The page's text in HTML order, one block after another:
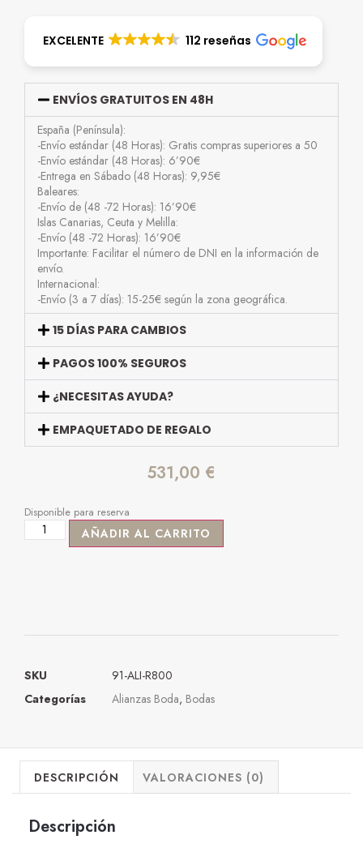
EXCELENTE 112 reseñas
ENVÍOS GRATUITOS EN 48H
España (Península):
-Envío estándar (48 Horas): Gratis compras superiores a 50
-Envío estándar (48 Horas): 6’90€
-Entrega en Sábado (48 Horas): 9,95€
Baleares:
-Envío de (48 -72 Horas): 16’90€
Islas Canarias, Ceuta y Melilla:
-Envío (48 -72 Horas): 16’90€
Importante: Facilitar el número de DNI en la información de
envío.
Internacional:
-Envío (3 a 7 días): 15-25€ según la zona geográfica.
15 DÍAS PARA CAMBIOS
PAGOS 100% SEGUROS
¿NECESITAS AYUDA?
EMPAQUETADO DE REGALO
531,00 €
Disponible para reserva
AÑADIR AL CARRITO
SKU
91-ALI-R800
Categorías
Alianzas Boda, Bodas
DESCRIPCIÓN VALORACIONES (0)
Descripción